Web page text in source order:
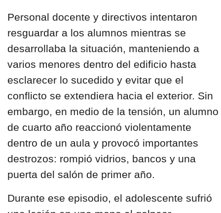
Personal docente y directivos intentaron
resguardar a los alumnos mientras se
desarrollaba la situación, manteniendo a
varios menores dentro del edificio hasta
esclarecer lo sucedido y evitar que el
conflicto se extendiera hacia el exterior. Sin
embargo, en medio de la tensión, un alumno
de cuarto año reaccionó violentamente
dentro de un aula y provocó importantes
destrozos: rompió vidrios, bancos y una
puerta del salón de primer año.
Durante ese episodio, el adolescente sufrió